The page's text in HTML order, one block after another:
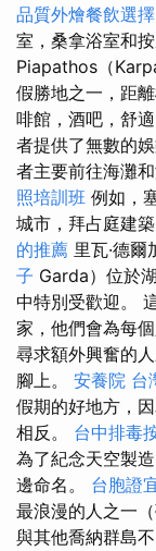
品質外燴餐飲選擇
室，桑拿浴室和
Piapathos（
假勝地之一，距
啡館，酒吧，舒
者提供了無數的
者主要前往海灘
照培訓班 例如，
城市，拜占庭建
的推薦 里瓦·德爾
子 Garda）位於
中特別受歡迎。
家，他們會為每
尋求額外興奮的
腳上。 安養院 台
假期的好地方，
相反。 台中排毒
為了紀念天空製
邊命名。 台胞證
最浪漫的人之一
與其他喬納群島